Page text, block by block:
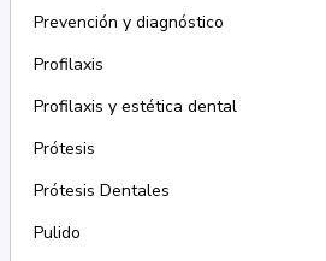
Prevención y diagnóstico
Profilaxis
Profilaxis y estética dental
Prótesis
Prótesis Dentales
Pulido